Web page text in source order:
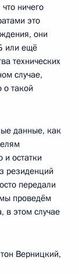
ничего
это
они
или ещё
технических
случае,
о такой
данные, как
остатки
резиденций
передали
проведём
в этом случае
Верницкий,